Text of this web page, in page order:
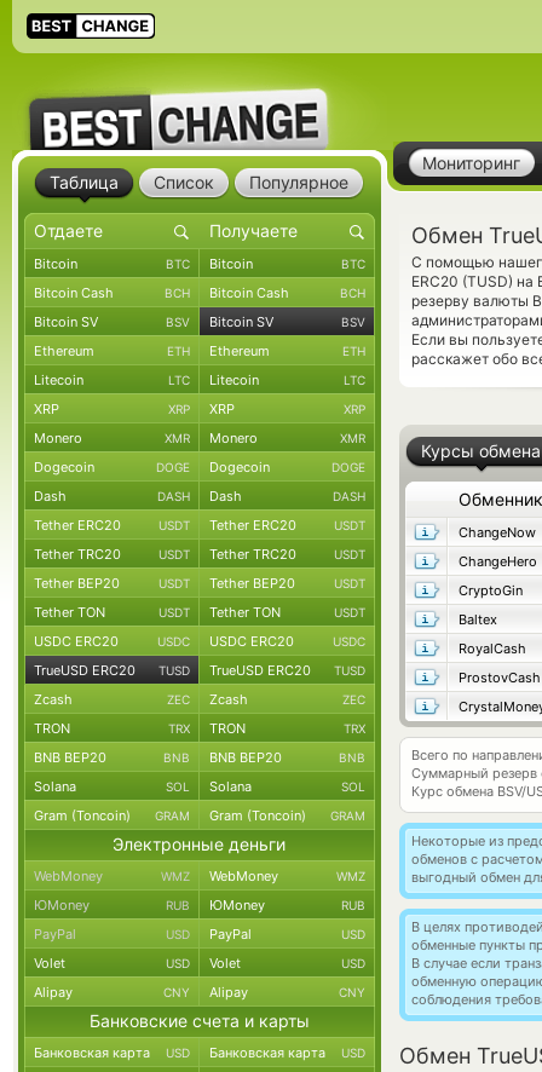
Мониторинг
Обмен
С помощью
ERC20 (TUSD) на
резерву валюты
Если вы
расскажет обо
Курсы обмена
Обменник
ChangeNow
ChangeHero
CryptoGin
Baltex
RoyalCash
ProstovCash
Всего по
Суммарный резерв
Курс обмена BSV/
Некоторые из
обменов с
выгодный обмен
В целях
обменные пункты
В случае если
обменную
соблюдения
Обмен
Таблица Список Популярное
Bitcoin BTC Bitcoin BTC
Bitcoin Cash BCH Bitcoin Cash BCH
Bitcoin SV BSV Bitcoin SV BSV
Ethereum ETH Ethereum ETH
Litecoin LTC Litecoin LTC
XRP XRP XRP XRP
Monero XMR Monero XMR
Dogecoin DOGE Dogecoin DOGE
Dash DASH Dash DASH
Tether ERC20 USDT Tether ERC20 USDT
Tether TRC20 USDT Tether TRC20 USDT
Tether BEP20 USDT Tether BEP20 USDT
Tether TON USDT Tether TON USDT
USDC ERC20 USDC USDC ERC20 USDC
TrueUSD ERC20 TUSD TrueUSD ERC20 TUSD
Zcash ZEC Zcash ZEC
TRON TRX TRON TRX
BNB BEP20 BNB BNB BEP20 BNB
Solana SOL Solana SOL
Gram (Toncoin) GRAM Gram (Toncoin) GRAM
Электронные деньги
WebMoney WMZ WebMoney WMZ
ЮMoney RUB ЮMoney RUB
PayPal USD PayPal USD
Volet USD Volet USD
Alipay CNY Alipay CNY
Банковские счета и карты
Банковская карта USD Банковская карта USD